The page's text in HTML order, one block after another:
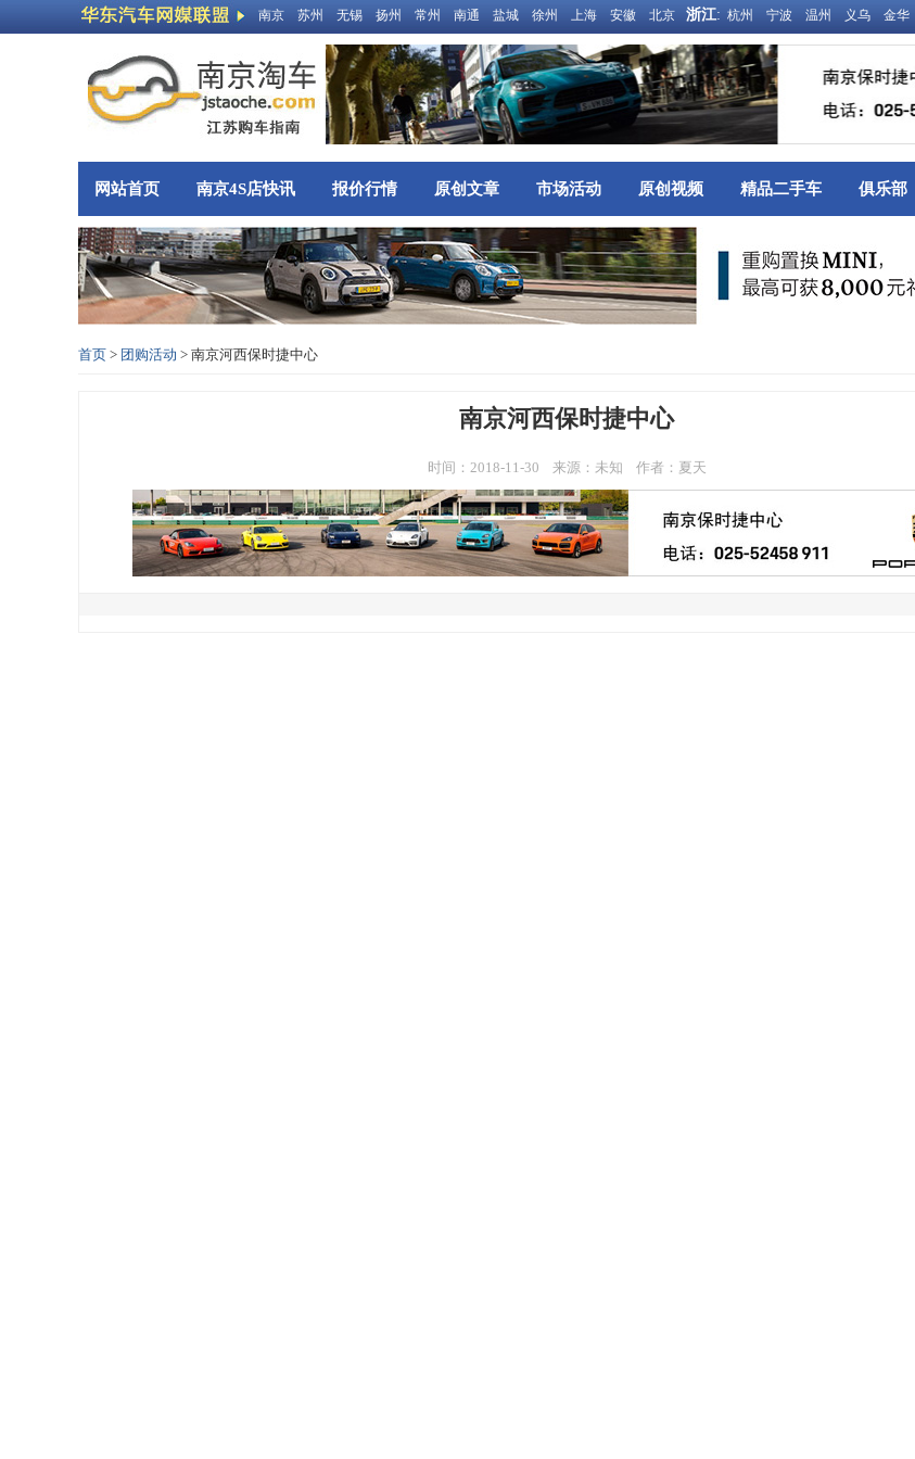
南京 苏州 无锡 扬州 常州 南通 盐城 徐州 上海 安徽 北京 浙江: 杭州 宁波 温州 义乌 金华
网站首页 南京4S店快讯 报价行情 原创文章 市场活动 原创视频 精品二手车 俱乐部
首页 > 团购活动 > 南京河西保时捷中心
南京河西保时捷中心
时间：2018-11-30 来源：未知 作者：夏天